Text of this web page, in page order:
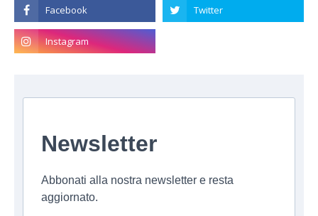
Newsletter
Abbonati alla nostra newsletter e resta
aggiornato.